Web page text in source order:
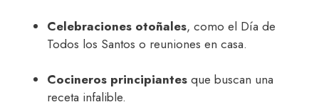
Celebraciones otoñales, como el Día de
Todos los Santos o reuniones en casa.
Cocineros principiantes que buscan una
receta infalible.